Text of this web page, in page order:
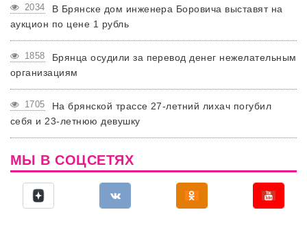
2034
В Брянске дом инженера Боровича выставят на
аукцион по цене 1 рубль
1858
Брянца осудили за перевод денег нежелательным
организациям
1705
На брянской трассе 27-летний лихач погубил
себя и 23-летнюю девушку
МЫ В СОЦСЕТЯХ